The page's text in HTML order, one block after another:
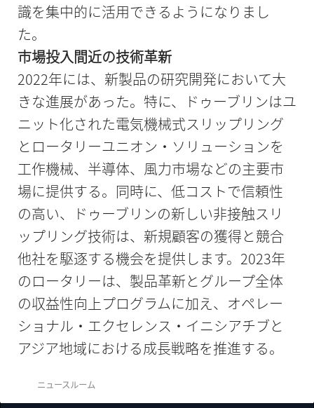
識を集中的に活用できるようになりまし
た。
市場投入間近の技術革新
2022年には、新製品の研究開発において大
きな進展があった。特に、ドゥーブリンはユ
ニット化された電気機械式スリップリング
とロータリーユニオン・ソリューションを
工作機械、半導体、風力市場などの主要市
場に提供する。同時に、低コストで信頼性
の高い、ドゥーブリンの新しい非接触スリ
ップリング技術は、新規顧客の獲得と競合
他社を駆逐する機会を提供します。2023年
のロータリーは、製品革新とグループ全体
の収益性向上プログラムに加え、オペレー
ショナル・エクセレンス・イニシアチブと
アジア地域における成長戦略を推進する。
ニュースルーム